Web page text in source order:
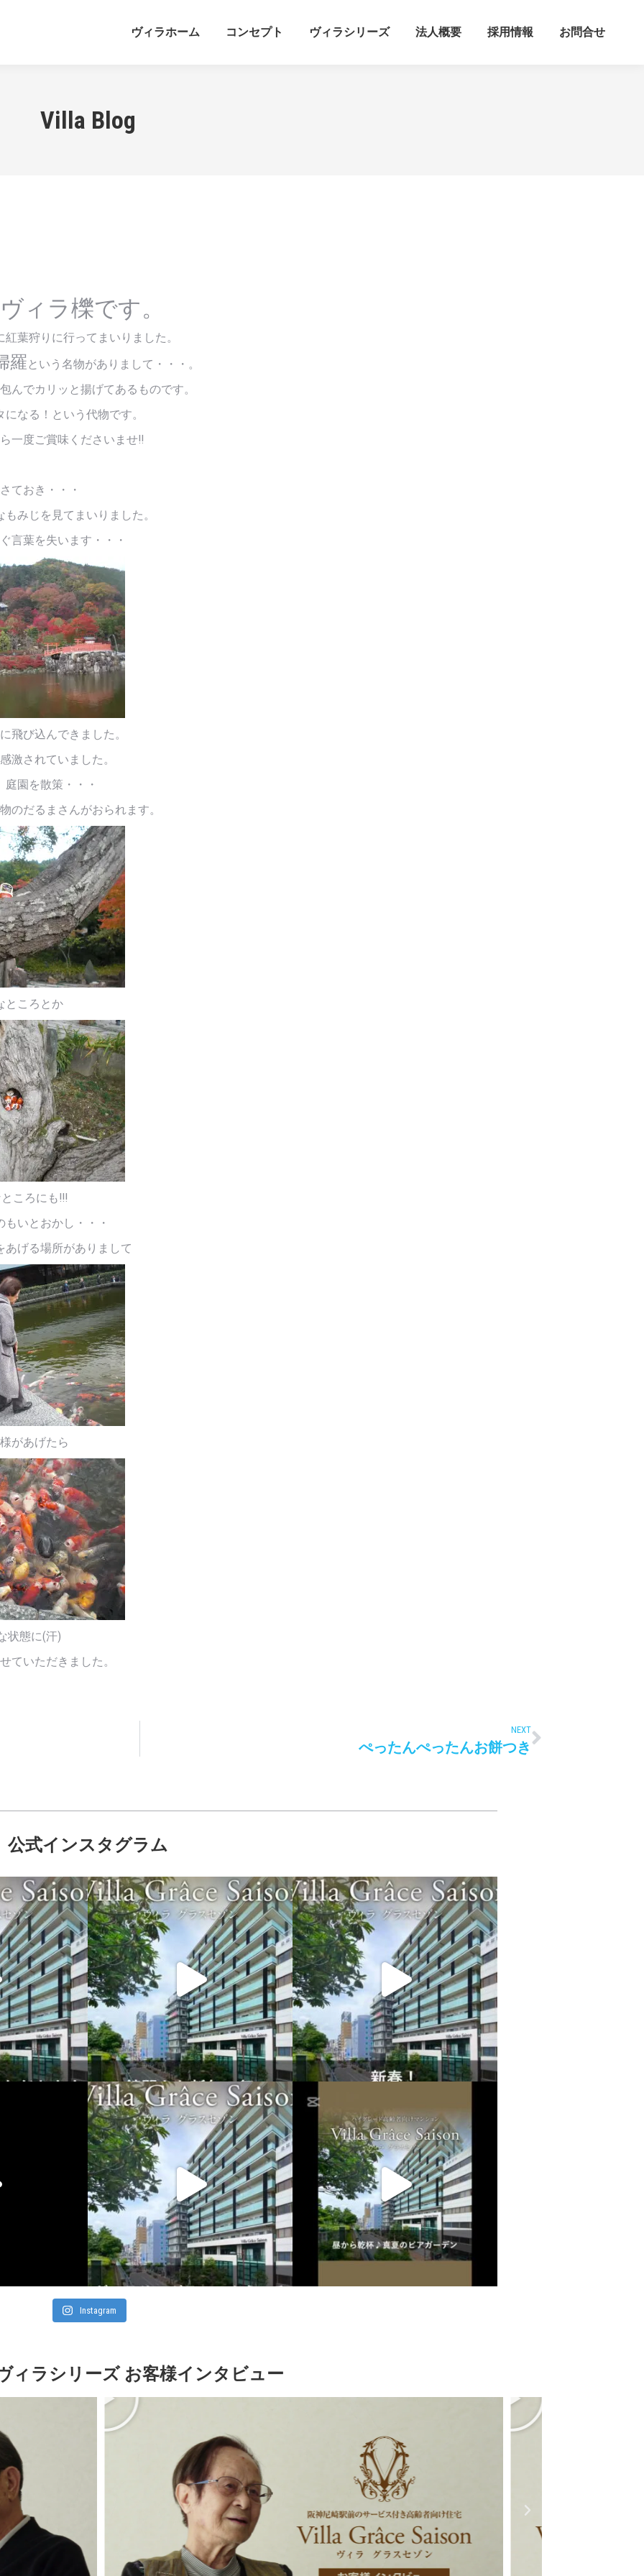
ヴィラホーム コンセプト ヴィラシリーズ 法人概要 採用情報 お問合せ
Villa Blog
ィラ櫟です。
葉狩りに行ってまいりました。
羅 という名物がありまして・・・。
んでカリッと揚げてあるものです。
なる！という代物です。
一度ご賞味くださいませ!!
ておき・・・
みじを見てまいりました。
言葉を失います・・・
飛び込んできました。
激されていました。
庭園を散策・・・
のだるまさんがおられます。
ところとか
ころにも!!!
いとおかし・・・
あげる場所がありまして
があげたら
状態に(汗)
ていただきました。
NEXT
ぺったんぺったんお餅つき
公式インスタグラム
Instagram
ィラシリーズ お客様インタビュー